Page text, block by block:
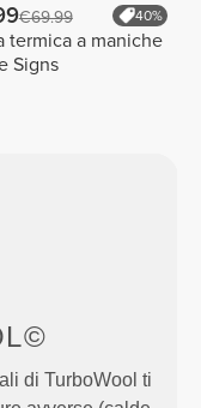
€69.99 40%
termica a maniche
Signs
di TurboWool ti